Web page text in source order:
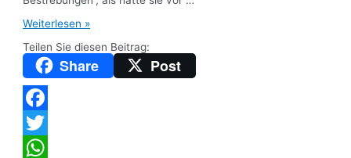
Aus
Landtag:
Meine
aktuellen
Redebeiträge
(1)
Weiterlesen »
Teilen Sie diesen Beitrag:
Share Post
Facebook
Twitter